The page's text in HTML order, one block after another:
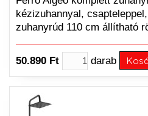
kézizuhannyal,
zuhanyrúd 110 cm állítható
50.890 Ft darab